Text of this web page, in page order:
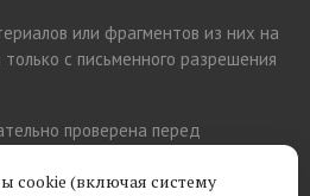
или фрагментов из них на
с письменного разрешения
проверена перед
происходят постоянно, и
извинения за возможные
cookie (включая систему